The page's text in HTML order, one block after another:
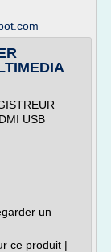
USB
un
ce produit |